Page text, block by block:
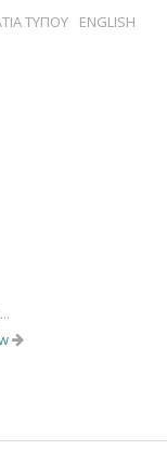
ΤΥΠΟΥ
ENGLISH